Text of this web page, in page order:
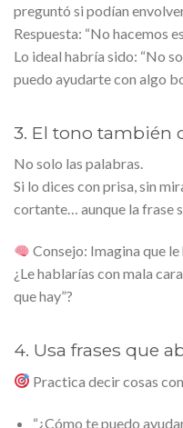
preguntó si podían
Respuesta: “No hacemos
Lo ideal habría sido: “No
puedo ayudarte con algo
3. El tono también
No solo las palabras.
Si lo dices con prisa, sin
cortante… aunque la frase
Consejo: Imagina que
¿Le hablarías con mala
que hay”?
4. Usa frases que
Practica decir cosas
“¿Cómo te puedo